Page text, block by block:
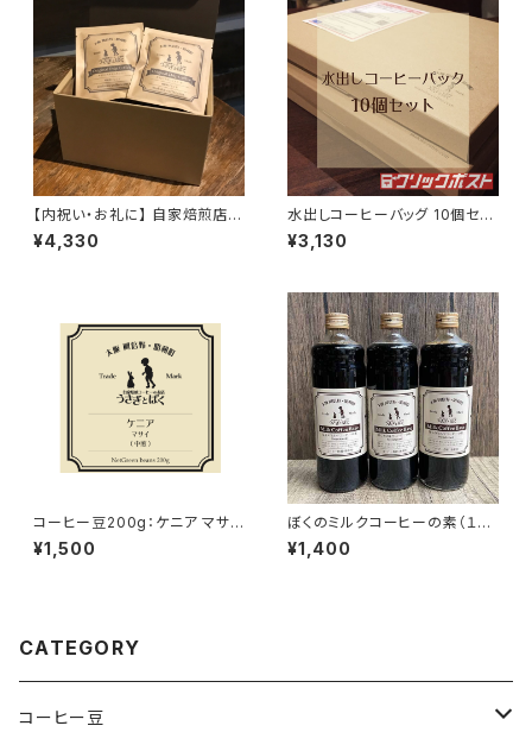
【内祝い・お礼に】 自家焙煎店の
ドリップバッグ 昭和町ブレンド®︎
20個入
¥4,330
水出しコーヒーバッグ 10個セッ
ト 【クリックポスト配送】
¥3,130
コーヒー豆200g：ケニア マサイ
(中煎)
¥1,500
ぼくのミルクコーヒーの素（１
本）
¥1,400
CATEGORY
コーヒー豆